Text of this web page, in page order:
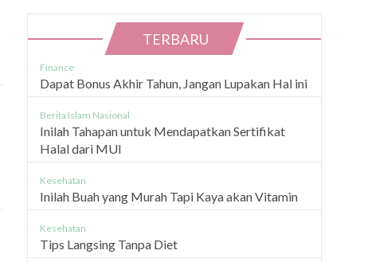
TERBARU
Finance
Dapat Bonus Akhir Tahun, Jangan Lupakan Hal ini
Berita Islam Nasional
Inilah Tahapan untuk Mendapatkan Sertifikat
Halal dari MUI
Kesehatan
Inilah Buah yang Murah Tapi Kaya akan Vitamin
Kesehatan
Tips Langsing Tanpa Diet